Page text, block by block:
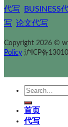
代写
BUSINESS
写 论文代写
Copyright 2026 ©
Policy 沪ICP备
Search
首页
代写